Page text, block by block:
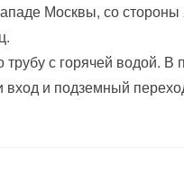
Москвы, со стороны
с горячей водой.
и подземный